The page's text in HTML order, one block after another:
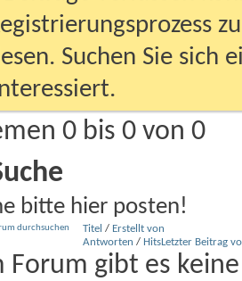
Suchen Sie sich
0 bis 0 von 0
bitte hier posten!
durchsuchen Titel / Erstellt von
Antworten / HitsLetzter Beitrag
Forum gibt es